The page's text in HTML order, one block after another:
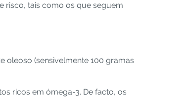
risco, tais como os que seguem
oleoso (sensivelmente 100 gramas
ricos em ómega-3. De facto, os